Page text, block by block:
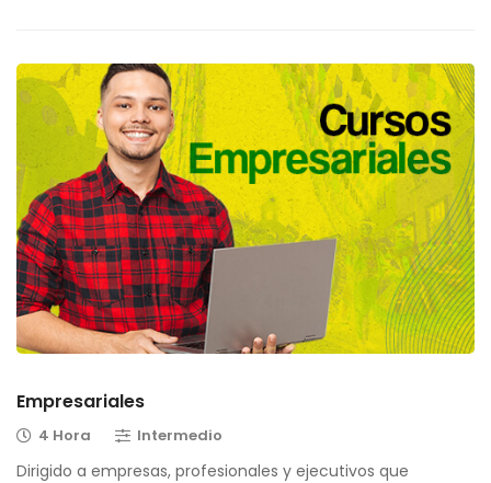
Empresariales
4 Hora Intermedio
Dirigido a empresas, profesionales y ejecutivos que